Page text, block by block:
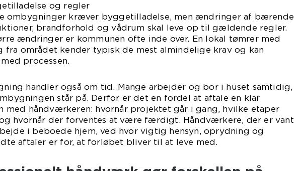
og regler
ombygninger kræver byggetilladelse, men ændringer af bærende
brandforhold og vådrum skal leve op til gældende regler.
ændringer er kommunen ofte inde over. En lokal tømrer med
fra området kender typisk de mest almindelige krav og kan
processen.
handler også om tid. Mange arbejder og bor i huset samtidig,
står på. Derfor er det en fordel at aftale en klar
med håndværkeren: hvornår projektet går i gang, hvilke etaper
hvornår der forventes at være færdigt. Håndværkere, der er vant
i beboede hjem, ved hvor vigtig hensyn, oprydning og
aftaler er for, at forløbet bliver til at leve med.